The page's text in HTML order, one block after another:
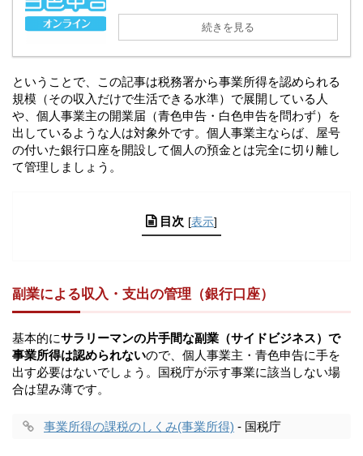
続きを見る
ということで、この記事は税務署から事業所得を認められる
規模（その収入だけで生活できる水準）で展開している人
や、個人事業主の開業届（青色申告・白色申告を問わず）を
出しているような人は対象外です。個人事業主ならば、屋号
の付いた銀行口座を開設して個人の預金とは完全に切り離し
て管理しましょう。
目次 [表示]
副業による収入・支出の管理（銀行口座）
基本的にサラリーマンの片手間な副業（サイドビジネス）で
事業所得は認められないので、個人事業主・青色申告に手を
出す必要はないでしょう。国税庁が示す事業に該当しない場
合は望み薄です。
事業所得の課税のしくみ(事業所得) - 国税庁